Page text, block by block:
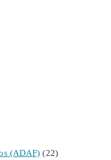
(ADAF) (22)